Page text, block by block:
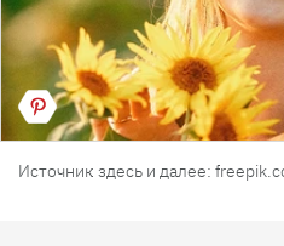
Источник здесь и далее: